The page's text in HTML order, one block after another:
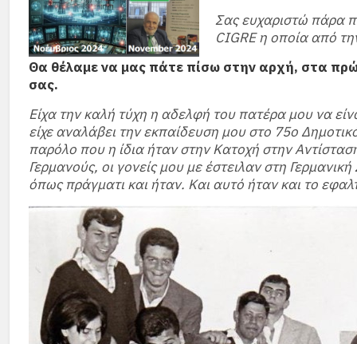
Σας ευχαριστώ πάρα
CIGRE η οποία από
Θα θέλαμε να μας πάτε πίσω στην αρχή, στα
σας.
Είχα την καλή τύχη η αδελφή του πατέρα μου να
είχε αναλάβει την εκπαίδευση μου στο 75o
παρόλο που η ίδια ήταν στην Κατοχή στην
Γερμανούς, οι γονείς μου με έστειλαν στη
όπως πράγματι και ήταν. Και αυτό ήταν και το